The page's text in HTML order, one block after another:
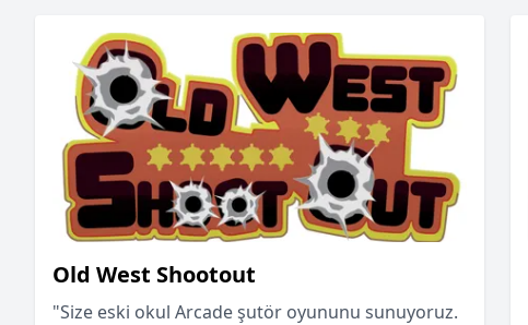
Old West Shootout
"Size eski okul Arcade şutör oyununu sunuyoruz.